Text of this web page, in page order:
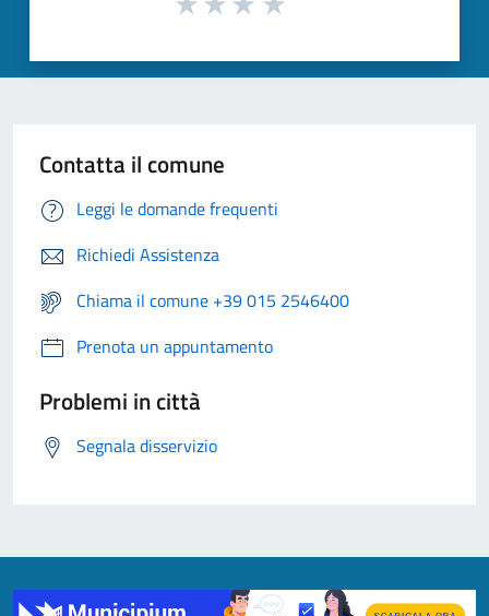
Contatta il comune
Leggi le domande frequenti
Richiedi Assistenza
Chiama il comune +39 015 2546400
Prenota un appuntamento
Problemi in città
Segnala disservizio